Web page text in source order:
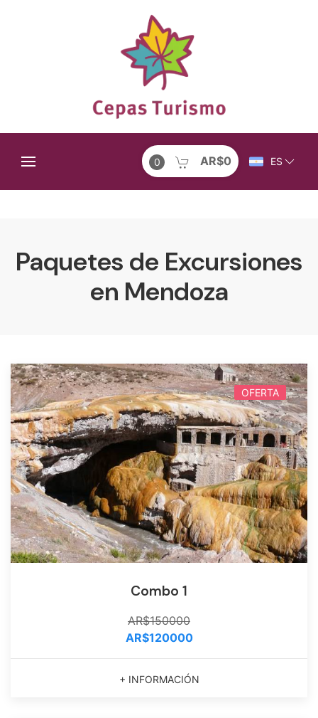
0 AR$0 ES
Paquetes de Excursiones
en Mendoza
OFERTA
Combo 1
AR$150000
AR$120000
+ INFORMACIÓN